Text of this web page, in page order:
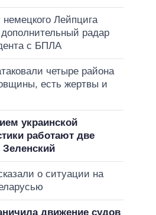
немецкого Лейпцига
радар
с БПЛА
четыре района
есть жертвы и
украинской
работают две
о ситуации на
движение судов